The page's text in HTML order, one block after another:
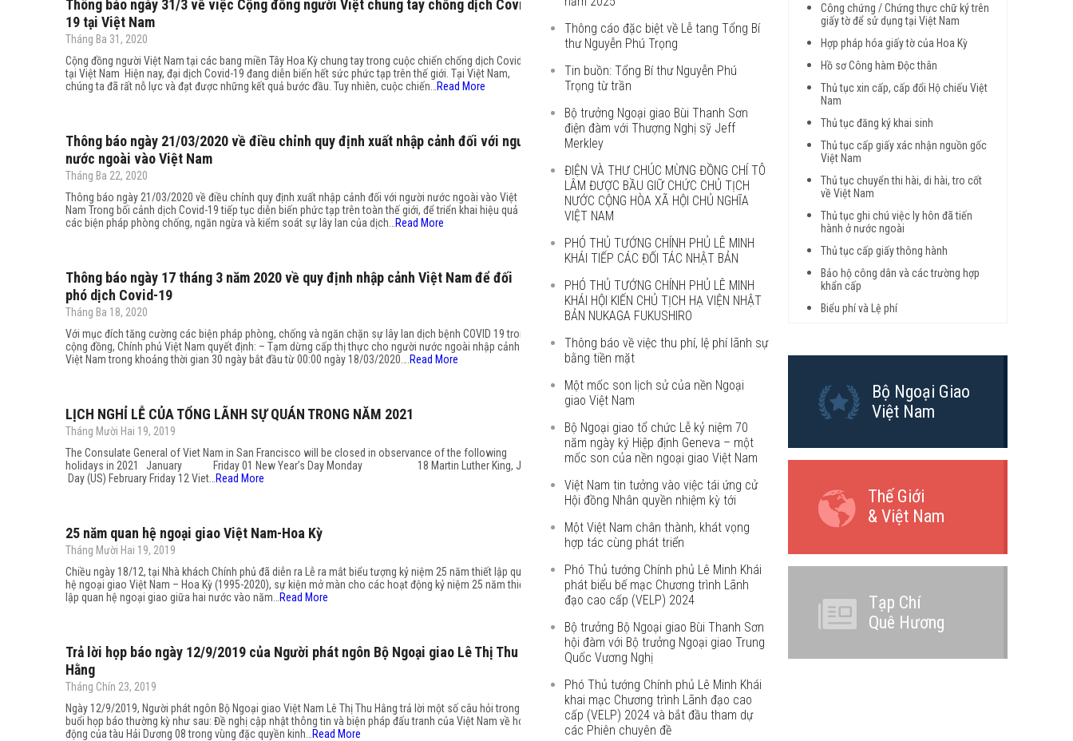
Thông báo ngày 31/3 về việc Cộng đồng người Việt chung tay chống dịch Covid-
19 tại Việt Nam
Tháng Ba 31, 2020
Cộng đồng người Việt Nam tại các bang miền Tây Hoa Kỳ chung tay trong cuộc chiến chống dịch Covid-19
tại Việt Nam ​ Hiện nay, đại dịch Covid-19 đang diễn biến hết sức phức tạp trên thế giới. Tại Việt Nam,
chúng ta đã rất nỗ lực và đạt được những kết quả bước đầu. Tuy nhiên, cuộc chiến…
Read More
Thông báo ngày 21/03/2020 về điều chỉnh quy định xuất nhập cảnh đối với người
nước ngoài vào Việt Nam
Tháng Ba 22, 2020
Thông báo ngày 21/03/2020 về điều chỉnh quy định xuất nhập cảnh đối với người nước ngoài vào Việt
Nam Trong bối cảnh dịch Covid-19 tiếp tục diễn biến phức tạp trên toàn thế giới, để triển khai hiệu quả
các biện pháp phòng chống, ngăn ngừa và kiểm soát sự lây lan của dịch…
Read More
Thông báo ngày 17 tháng 3 năm 2020 về quy định nhập cảnh Việt Nam để đối
phó dịch Covid-19
Tháng Ba 18, 2020
Với mục đích tăng cường các biện pháp phòng, chống và ngăn chặn sự lây lan dịch bệnh COVID 19 trong
cộng đồng, Chính phủ Việt Nam quyết định: – Tạm dừng cấp thị thực cho người nước ngoài nhập cảnh
Việt Nam trong khoảng thời gian 30 ngày bắt đầu từ 00:00 ngày 18/03/2020….
Read More
LỊCH NGHỈ LỄ CỦA TỔNG LÃNH SỰ QUÁN TRONG NĂM 2021
Tháng Mười Hai 19, 2019
The Consulate General of Viet Nam in San Francisco will be closed in observance of the following
holidays in 2021 January Friday 01 New Year’s Day Monday 18 Martin Luther King, Jr.
Day (US) February Friday 12 Viet…
Read More
25 năm quan hệ ngoại giao Việt Nam-Hoa Kỳ
Tháng Mười Hai 19, 2019
Chiều ngày 18/12, tại Nhà khách Chính phủ đã diễn ra Lễ ra mắt biểu tượng kỷ niệm 25 năm thiết lập quan
hệ ngoại giao Việt Nam – Hoa Kỳ (1995-2020), sự kiện mở màn cho các hoạt động kỷ niệm 25 năm thiết
lập quan hệ ngoại giao giữa hai nước vào năm…
Read More
Trả lời họp báo ngày 12/9/2019 của Người phát ngôn Bộ Ngoại giao Lê Thị Thu
Hằng
Tháng Chín 23, 2019
Ngày 12/9/2019, Người phát ngôn Bộ Ngoại giao Việt Nam Lê Thị Thu Hằng trả lời một số câu hỏi trong
buổi họp báo thường kỳ như sau: Đề nghị cập nhật thông tin và biện pháp đấu tranh của Việt Nam về hoạt
động của tàu Hải Dương 08 trong vùng đặc quyền kinh…
Read More
Thông cáo đặc biệt về Lễ tang Tổng Bí
thư Nguyễn Phú Trọng
Tin buồn: Tổng Bí thư Nguyễn Phú
Trọng từ trần
Bộ trưởng Ngoại giao Bùi Thanh Sơn
điện đàm với Thượng Nghị sỹ Jeff
Merkley
ĐIỆN VÀ THƯ CHÚC MỪNG ĐỒNG CHÍ TÔ
LÂM ĐƯỢC BẦU GIỮ CHỨC CHỦ TỊCH
NƯỚC CỘNG HÒA XÃ HỘI CHỦ NGHĨA
VIỆT NAM
PHÓ THỦ TƯỚNG CHÍNH PHỦ LÊ MINH
KHÁI TIẾP CÁC ĐỐI TÁC NHẬT BẢN
PHÓ THỦ TƯỚNG CHÍNH PHỦ LÊ MINH
KHÁI HỘI KIẾN CHỦ TỊCH HẠ VIỆN NHẬT
BẢN NUKAGA FUKUSHIRO
Thông báo về việc thu phí, lệ phí lãnh sự
bằng tiền mặt
Một mốc son lịch sử của nền Ngoại
giao Việt Nam
Bộ Ngoại giao tổ chức Lễ kỷ niệm 70
năm ngày ký Hiệp định Geneva – một
mốc son của nền ngoại giao Việt Nam
Việt Nam tin tưởng vào việc tái ứng cử
Hội đồng Nhân quyền nhiệm kỳ tới
Một Việt Nam chân thành, khát vọng
hợp tác cùng phát triển
Phó Thủ tướng Chính phủ Lê Minh Khái
phát biểu bế mạc Chương trình Lãnh
đạo cao cấp (VELP) 2024
Bộ trưởng Bộ Ngoại giao Bùi Thanh Sơn
hội đàm với Bộ trưởng Ngoại giao Trung
Quốc Vương Nghị
Phó Thủ tướng Chính phủ Lê Minh Khái
khai mạc Chương trình Lãnh đạo cao
cấp (VELP) 2024 và bắt đầu tham dự
các Phiên chuyên đề
Công chứng / Chứng thực chữ ký trên
giấy tờ để sử dụng tại Việt Nam
Hợp pháp hóa giấy tờ của Hoa Kỳ
Hồ sơ Công hàm Độc thân
Thủ tục xin cấp, cấp đổi Hộ chiếu Việt
Nam
Thủ tục đăng ký khai sinh
Thủ tục cấp giấy xác nhận nguồn gốc
Việt Nam
Thủ tục chuyển thi hài, di hài, tro cốt
về Việt Nam
Thủ tục ghi chú việc ly hôn đã tiến
hành ở nước ngoài
Thủ tục cấp giấy thông hành
Bảo hộ công dân và các trường hợp
khẩn cấp
Biểu phí và Lệ phí
Bộ Ngoại Giao
Việt Nam
Thế Giới
& Việt Nam
Tạp Chí
Quê Hương